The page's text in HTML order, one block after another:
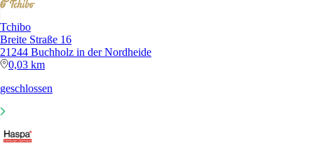
Tchibo
Breite Straße 16
21244 Buchholz in der Nordheide
0,03 km
geschlossen